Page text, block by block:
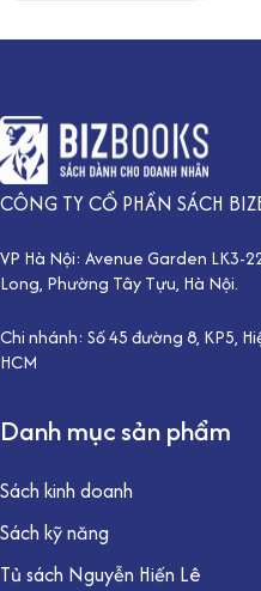
CÔNG TY CỔ PHẦN SÁCH
VP Hà Nội: Avenue Garden LK3-
Long, Phường Tây Tựu, Hà Nội.
Chi nhánh: Số 45 đường 8, KP5,
HCM
Danh mục sản phẩm
Sách kinh doanh
Sách kỹ năng
Tủ sách Nguyễn Hiến Lê